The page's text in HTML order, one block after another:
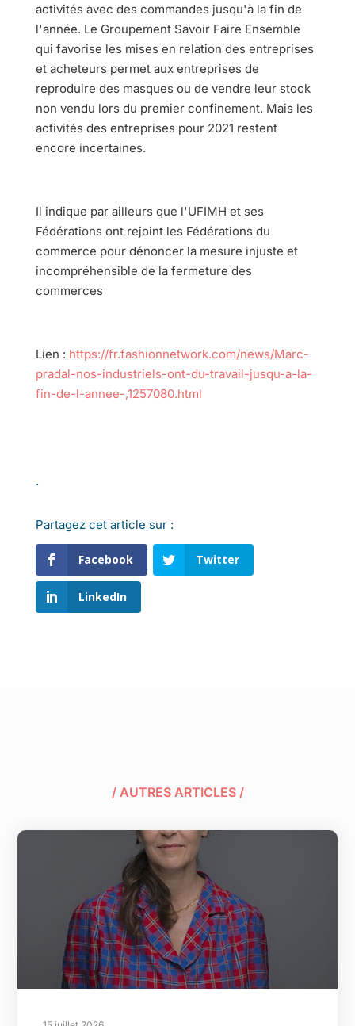
activités avec des commandes jusqu'à la fin de
l'année. Le Groupement Savoir Faire Ensemble
qui favorise les mises en relation des entreprises
et acheteurs permet aux entreprises de
reproduire des masques ou de vendre leur stock
non vendu lors du premier confinement. Mais les
activités des entreprises pour 2021 restent
encore incertaines.
Il indique par ailleurs que l'UFIMH et ses
Fédérations ont rejoint les Fédérations du
commerce pour dénoncer la mesure injuste et
incompréhensible de la fermeture des
commerces
Lien : https://fr.fashionnetwork.com/news/Marc-
pradal-nos-industriels-ont-du-travail-jusqu-a-la-
fin-de-l-annee-,1257080.html
.
Partagez cet article sur :
Facebook Twitter
LinkedIn
/ AUTRES ARTICLES /